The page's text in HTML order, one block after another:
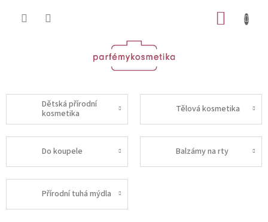
Dětská přírodní
kosmetika
Tělová kosmetika
Do koupele Balzámy na rty
Přírodní tuhá mýdla